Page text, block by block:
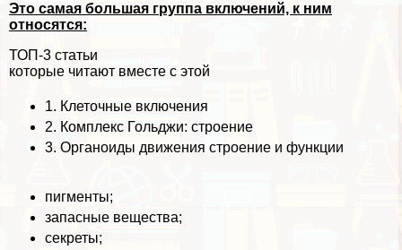
Это самая большая группа включений, к ним
относятся:
ТОП-3 статьи
которые читают вместе с этой
1. Клеточные включения
2. Комплекс Гольджи: строение
3. Органоиды движения строение и функции
пигменты;
запасные вещества;
секреты;